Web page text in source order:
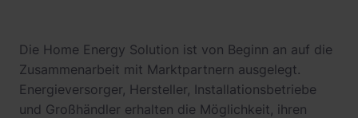
Die Home Energy Solution ist von Beginn an auf die
Zusammenarbeit mit Marktpartnern ausgelegt.
Energieversorger, Hersteller, Installationsbetriebe
und Großhändler erhalten die Möglichkeit, ihren